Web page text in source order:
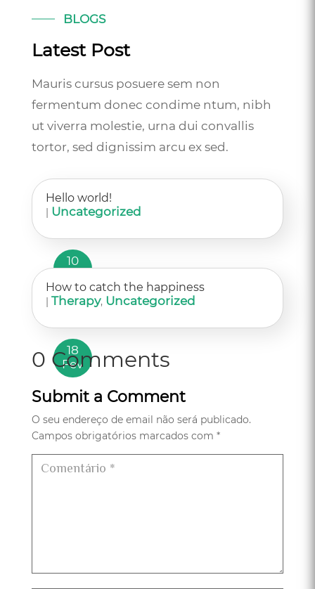
BLOGS
Latest Post
Mauris cursus posuere sem non
fermentum donec condime ntum, nibh
ut viverra molestie, urna dui convallis
tortor, sed dignissim arcu ex sed.
Hello world!
10
| Uncategorized
How to catch the happiness
18
Fev
| Therapy, Uncategorized
0 Comments
Submit a Comment
O seu endereço de email não será publicado.
Campos obrigatórios marcados com *